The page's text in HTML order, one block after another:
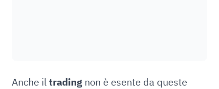
Anche iltrading non è esente da queste